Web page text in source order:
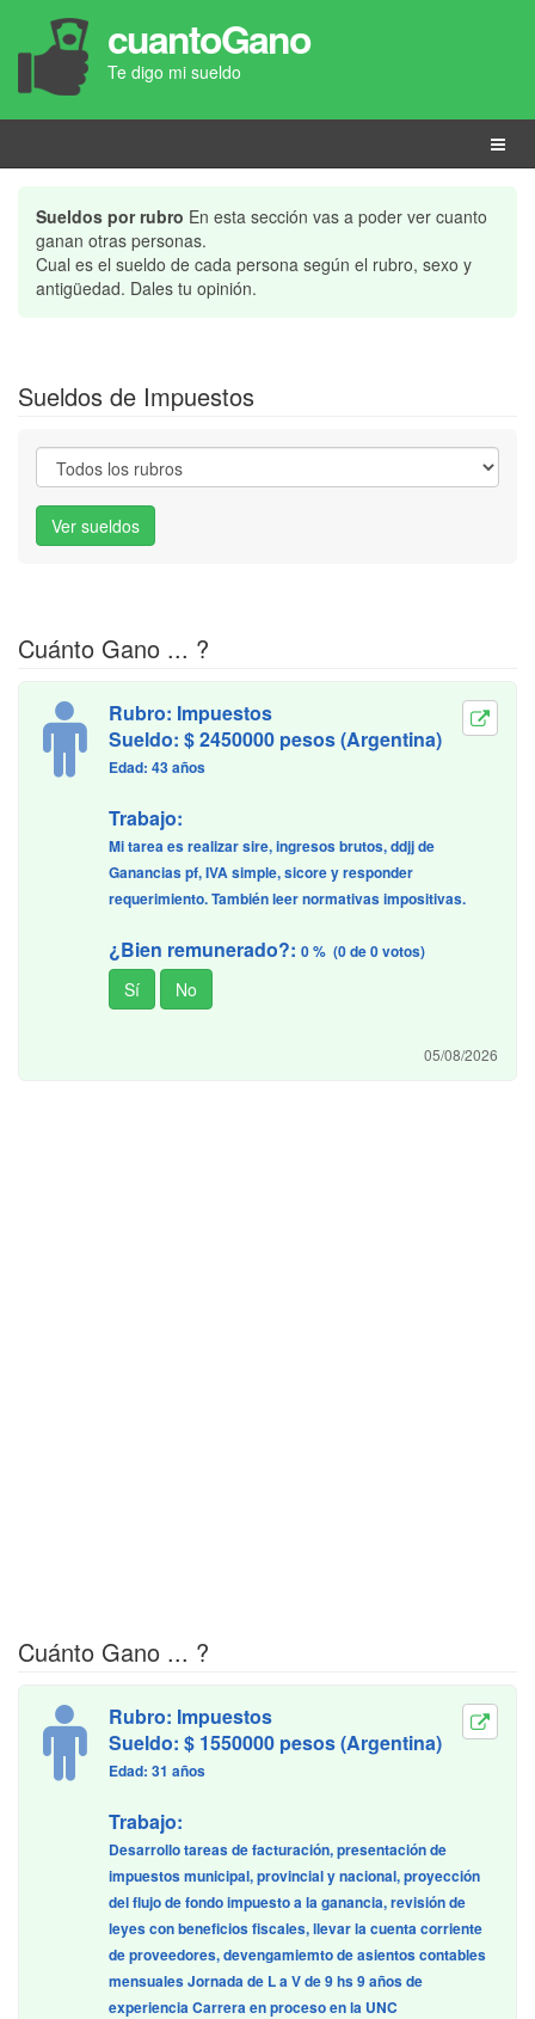
cuantoGano
Te digo mi sueldo
Menú
Sueldos por rubro En esta sección vas a poder ver cuanto
ganan otras personas.
Cual es el sueldo de cada persona según el rubro, sexo y
antigüedad. Dales tu opinión.
Sueldos de Impuestos
Cuánto Gano ... ?
Rubro: Impuestos
Sueldo: $ 2450000 pesos (Argentina)
Edad: 43 años
Trabajo:
Mi tarea es realizar sire, ingresos brutos, ddjj de
Ganancias pf, IVA simple, sicore y responder
requerimiento. También leer normativas impositivas.
¿Bien remunerado?: 0 % (0 de 0 votos)
05/08/2026
Cuánto Gano ... ?
Rubro: Impuestos
Sueldo: $ 1550000 pesos (Argentina)
Edad: 31 años
Trabajo:
Desarrollo tareas de facturación, presentación de
impuestos municipal, provincial y nacional, proyección
del flujo de fondo impuesto a la ganancia, revisión de
leyes con beneficios fiscales, llevar la cuenta corriente
de proveedores, devengamiemto de asientos contables
mensuales Jornada de L a V de 9 hs 9 años de
experiencia Carrera en proceso en la UNC